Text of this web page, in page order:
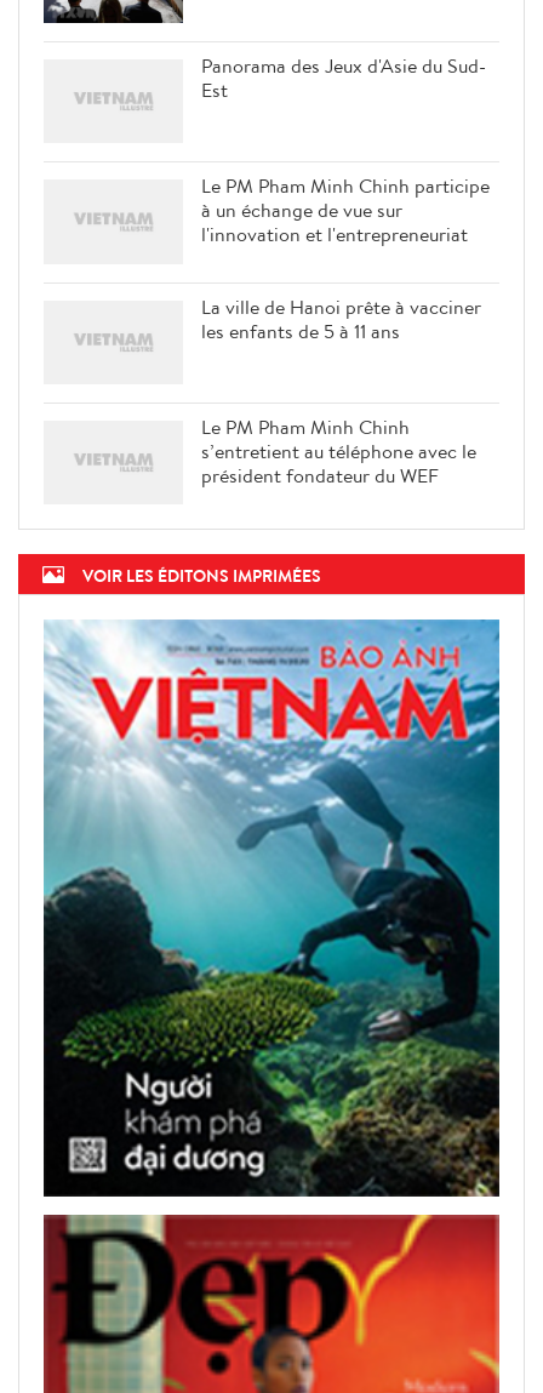
Panorama des Jeux d'Asie du Sud-
Est
Le PM Pham Minh Chinh participe
à un échange de vue sur
l'innovation et l'entrepreneuriat
La ville de Hanoi prête à vacciner
les enfants de 5 à 11 ans
Le PM Pham Minh Chinh
s’entretient au téléphone avec le
président fondateur du WEF
VOIR LES ÉDITONS IMPRIMÉES